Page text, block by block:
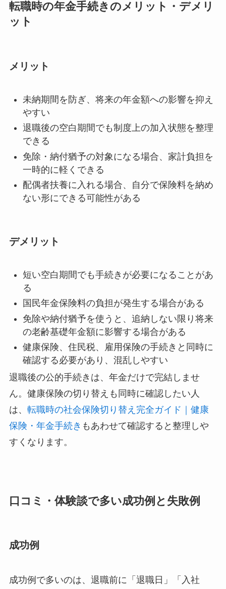
転職時の年金手続きのメリット・デメリ
ット
メリット
未納期間を防ぎ、将来の年金額への影響を抑え
やすい
退職後の空白期間でも制度上の加入状態を整理
できる
免除・納付猶予の対象になる場合、家計負担を
一時的に軽くできる
配偶者扶養に入れる場合、自分で保険料を納め
ない形にできる可能性がある
デメリット
短い空白期間でも手続きが必要になることがあ
る
国民年金保険料の負担が発生する場合がある
免除や納付猶予を使うと、追納しない限り将来
の老齢基礎年金額に影響する場合がある
健康保険、住民税、雇用保険の手続きと同時に
確認する必要があり、混乱しやすい
退職後の公的手続きは、年金だけで完結しませ
ん。健康保険の切り替えも同時に確認したい人
は、 転職時の社会保険切り替え完全ガイド｜健康
保険・年金手続き もあわせて確認すると整理しや
すくなります。
口コミ・体験談で多い成功例と失敗例
成功例
成功例で多いのは、退職前に「退職日」「入社